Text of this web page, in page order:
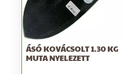
ÁSÓ KOVÁCSOLT 1.30 KG
MUTA NYELEZETT